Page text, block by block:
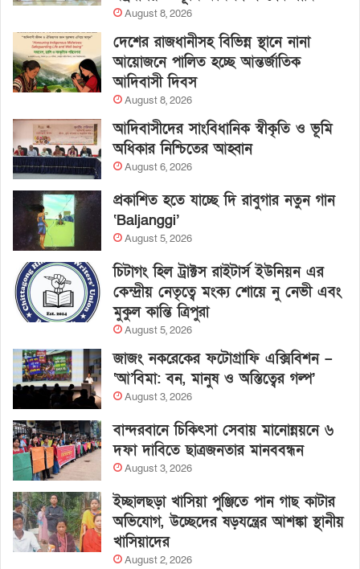
August 8, 2026
দেশের রাজধানীসহ বিভিন্ন স্থানে নানা
আয়োজনে পালিত হচ্ছে আন্তর্জাতিক
আদিবাসী দিবস
August 8, 2026
আদিবাসীদের সাংবিধানিক স্বীকৃতি ও ভূমি
অধিকার নিশ্চিতের আহ্বান
August 6, 2026
প্রকাশিত হতে যাচ্ছে দি রাবুগার নতুন গান
‘Baljanggi’
August 5, 2026
চিটাগং হিল ট্রাক্টস রাইটার্স ইউনিয়ন এর
কেন্দ্রীয় নেতৃত্বে মংক্য শোয়ে নু নেভী এবং
মুকুল কান্তি ত্রিপুরা
August 5, 2026
জাজং নকরেকের ফটোগ্রাফি এক্সিবিশন –
‘আ’বিমা: বন, মানুষ ও অস্তিত্বের গল্প’
August 3, 2026
বান্দরবানে চিকিৎসা সেবায় মানোন্নয়নে ৬
দফা দাবিতে ছাত্রজনতার মানববন্ধন
August 3, 2026
ইচ্ছালছড়া খাসিয়া পুঞ্জিতে পান গাছ কাটার
অভিযোগ, উচ্ছেদের ষড়যন্ত্রের আশঙ্কা স্থানীয়
খাসিয়াদের
August 2, 2026